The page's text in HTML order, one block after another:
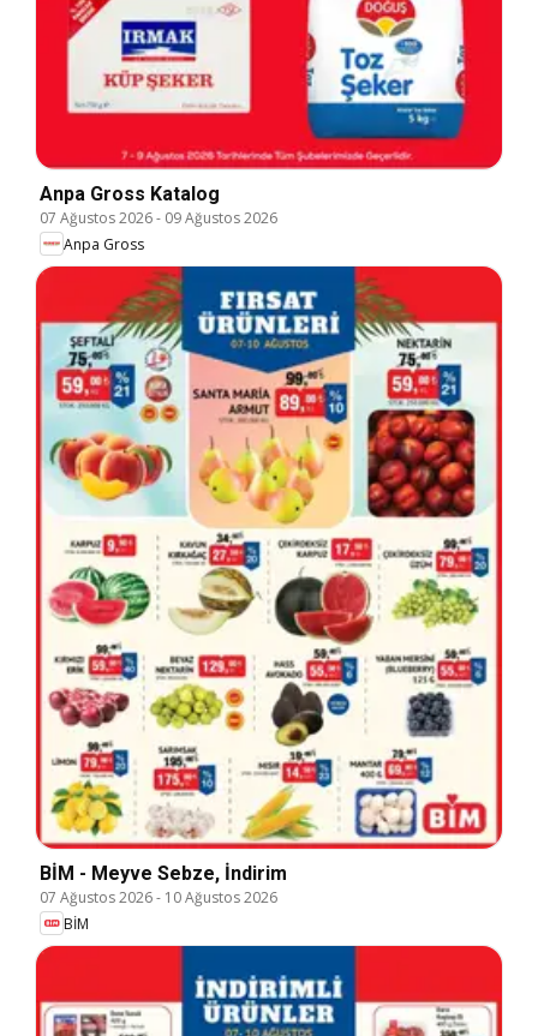
Anpa Gross Katalog
07 Ağustos 2026- 09 Ağustos 2026
Anpa Gross
BİM - Meyve Sebze, İndirim
07 Ağustos 2026- 10 Ağustos 2026
BİM